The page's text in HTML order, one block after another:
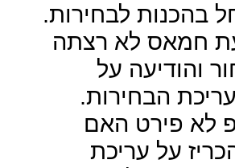
בהכנות לבחירות.
חמאס לא רצתה
והודיעה על
הבחירות.
לא פירט האם
על עריכת